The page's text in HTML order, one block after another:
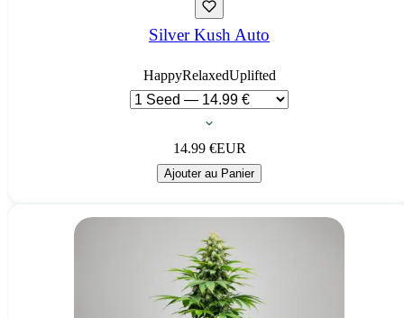
Silver Kush Auto
HappyRelaxedUplifted
14.99€EUR
Ajouter au Panier